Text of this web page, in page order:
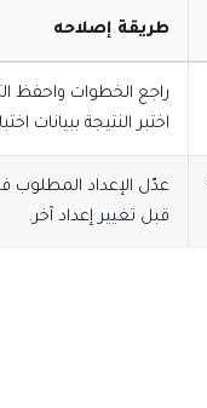
طريقة إصلاحه
راجع الخطوات واحفظ
اختبر النتيجة ببيانات
عدّل الإعداد المطلوب
قبل تغيير إعداد آخر.